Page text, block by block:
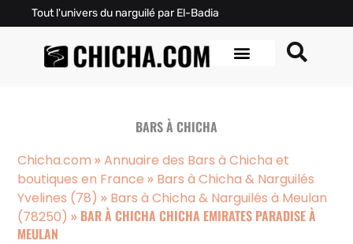
Tout l'univers du narguilé par El-Badia
BARS À CHICHA
Chicha.com »Annuaire des Bars à Chicha et
boutiques en France » Bars à Chicha & Narguilés
Yvelines (78) » Bars à Chicha & Narguilés à Meulan
(78250) » BAR À CHICHA CHICHA EMIRATES PARADISE À
MEULAN